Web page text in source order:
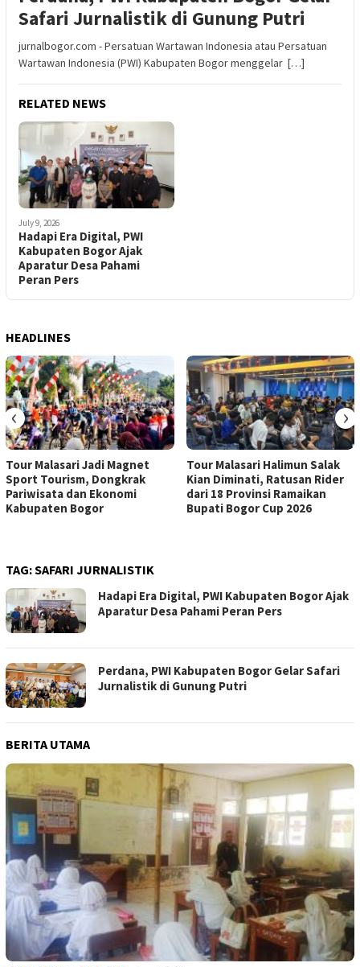
Safari Jurnalistik di Gunung Putri
jurnalbogor.com - Persatuan Wartawan Indonesia atau Persatuan
Wartawan Indonesia (PWI) Kabupaten Bogor menggelar […]
RELATED NEWS
July 9, 2026
Hadapi Era Digital, PWI
Kabupaten Bogor Ajak
Aparatur Desa Pahami
Peran Pers
HEADLINES
Tour Malasari Jadi Magnet
Sport Tourism, Dongkrak
Pariwisata dan Ekonomi
Kabupaten Bogor
Tour Malasari Halimun Salak
Kian Diminati, Ratusan Rider
dari 18 Provinsi Ramaikan
Bupati Bogor Cup 2026
‹ ›
TAG:SAFARI JURNALISTIK
Hadapi Era Digital, PWI Kabupaten Bogor Ajak
Aparatur Desa Pahami Peran Pers
Perdana, PWI Kabupaten Bogor Gelar Safari
Jurnalistik di Gunung Putri
BERITA UTAMA